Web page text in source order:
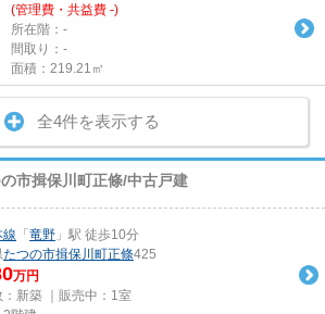
(管理費・共益費 -)
所在階：-
間取り：-
面積：219.21㎡
全4件を表示する
市揖保川町正條/中古戸建
線 「 竜野 」駅 徒歩10分
たつの市揖保川町正條425
万円
新築 ｜販売中： 1室